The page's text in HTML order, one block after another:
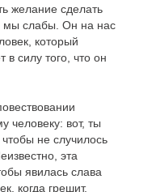
желание сделать
мы слабы. Он на нас
который
в силу того, что он
человеку: вот, ты
не случилось
эта
явилась слава
когда грешит,